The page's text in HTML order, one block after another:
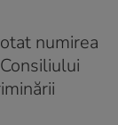
numirea